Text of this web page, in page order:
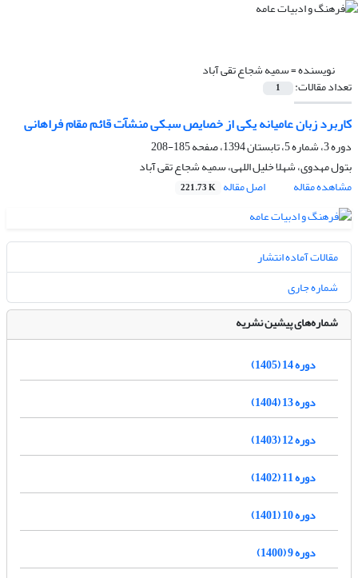
نویسنده =سمیه شجاع تقی آباد
تعداد مقالات: 1
کاربرد زبان عامیانه یکی از خصایص سبکی منشآت قائم مقام فراهانی
دوره 3، شماره 5، تابستان 1394، صفحه
185-208
بتول مهدوی، شهلا خلیل اللهی، سمیه شجاع تقی آباد
مشاهده مقاله
اصل مقاله 221.73 K
مقالات آماده انتشار
شماره جاری
شماره‌های پیشین نشریه
دوره 14 (1405)
دوره 13 (1404)
دوره 12 (1403)
دوره 11 (1402)
دوره 10 (1401)
دوره 9 (1400)